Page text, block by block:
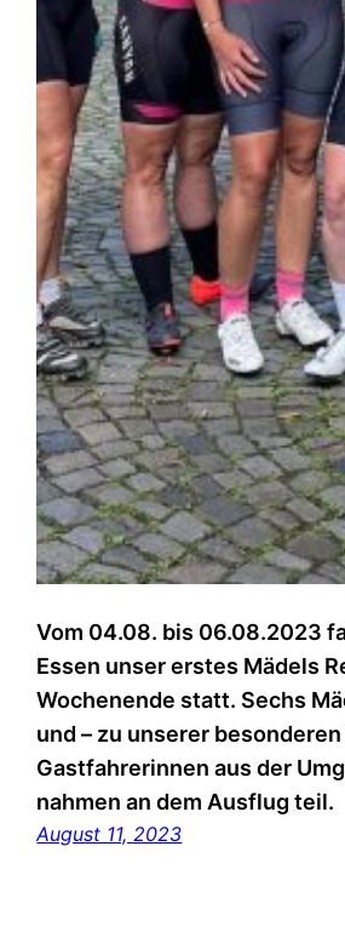
Vom 04.08. bis 06.08.2023
Essen unser erstes Mädels
Wochenende statt. Sechs
und – zu unserer
Gastfahrerinnen aus der
nahmen an dem Ausflug teil.
August 11, 2023